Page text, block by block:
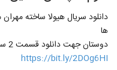
دانلود سریال هیولا ساخته
ها
دوستان جهت دانلود قسمت 2 سریال هیولا روی لینک زیر کلیک کنید
https://bit.ly/2DOg6HI